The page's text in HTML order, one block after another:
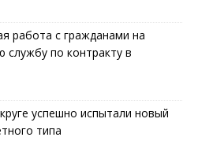
работа с гражданами на
службу по контракту в
успешно испытали новый
типа